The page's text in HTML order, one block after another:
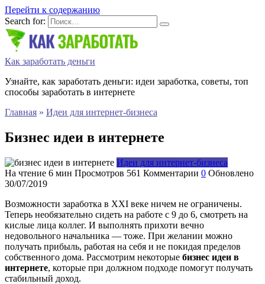
Перейти к содержанию
Search for:
Как заработать деньги
Узнайте, как заработать деньги: идеи заработка, советы, топ
способы заработать в интернете
Главная » Идеи для интернет-бизнеса
Бизнес идеи в интернете
Идеи для интернет-бизнеса
На чтение 6 мин Просмотров 561 Комментарии 0 Обновлено
30/07/2019
Возможности заработка в XXI веке ничем не ограничены.
Теперь необязательно сидеть на работе с 9 до 6, смотреть на
кислые лица коллег. И выполнять прихоти вечно
недовольного начальника — тоже. При желании можно
получать прибыль, работая на себя и не покидая пределов
собственного дома. Рассмотрим некоторые бизнес идеи в
интернете, которые при должном подходе помогут получать
стабильный доход.